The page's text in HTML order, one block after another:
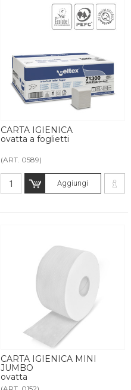
CARTA IGIENICA
ovatta a foglietti
(ART. 0589)
Aggiungi
CARTA IGIENICA MINI
JUMBO
ovatta